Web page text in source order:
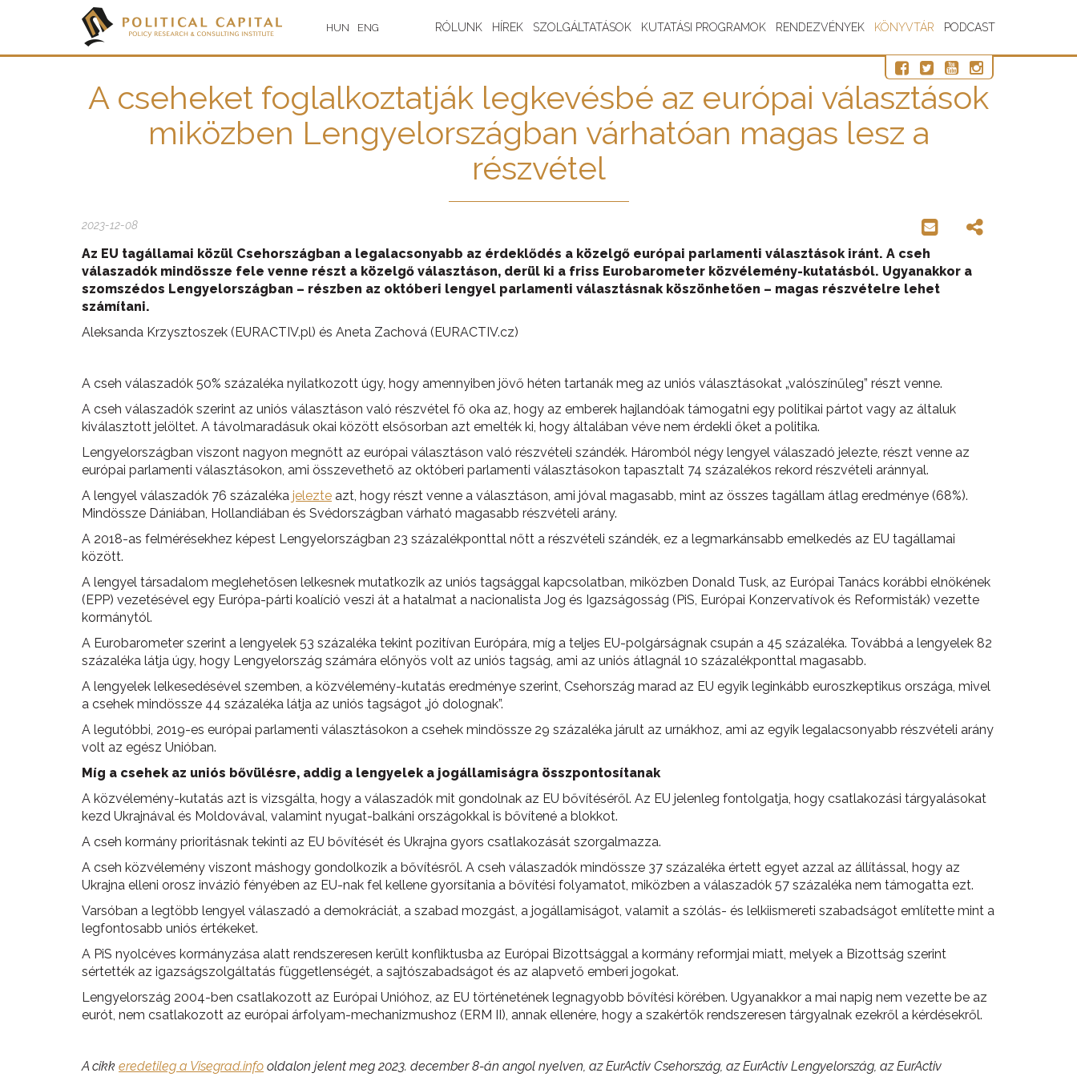
HUN ENG RÓLUNK HÍREK SZOLGÁLTATÁSOK KUTATÁSI PROGRAMOK RENDEZVÉNYEK KÖNYVTÁR PODCAST
A cseheket foglalkoztatják legkevésbé az európai választások
miközben Lengyelországban várhatóan magas lesz a
részvétel
2023-12-08
Az EU tagállamai közül Csehországban a legalacsonyabb az érdeklődés a közelgő európai parlamenti választások iránt. A cseh
válaszadók mindössze fele venne részt a közelgő választáson, derül ki a friss Eurobarometer közvélemény-kutatásból. Ugyanakkor a
szomszédos Lengyelországban – részben az októberi lengyel parlamenti választásnak köszönhetően – magas részvételre lehet
számítani.
Aleksanda Krzysztoszek (EURACTIV.pl) és Aneta Zachová (EURACTIV.cz)
A cseh válaszadók 50% százaléka nyilatkozott úgy, hogy amennyiben jövő héten tartanák meg az uniós választásokat „valószínűleg” részt venne.
A cseh válaszadók szerint az uniós választáson való részvétel fő oka az, hogy az emberek hajlandóak támogatni egy politikai pártot vagy az általuk
kiválasztott jelöltet. A távolmaradásuk okai között elsősorban azt emelték ki, hogy általában véve nem érdekli őket a politika.
Lengyelországban viszont nagyon megnőtt az európai választáson való részvételi szándék. Háromból négy lengyel válaszadó jelezte, részt venne az
európai parlamenti választásokon, ami összevethető az októberi parlamenti választásokon tapasztalt 74 százalékos rekord részvételi aránnyal.
A lengyel válaszadók 76 százaléka jelezte azt, hogy részt venne a választáson, ami jóval magasabb, mint az összes tagállam átlag eredménye (68%).
Mindössze Dániában, Hollandiában és Svédországban várható magasabb részvételi arány.
A 2018-as felmérésekhez képest Lengyelországban 23 százalékponttal nőtt a részvételi szándék, ez a legmarkánsabb emelkedés az EU tagállamai
között.
A lengyel társadalom meglehetősen lelkesnek mutatkozik az uniós tagsággal kapcsolatban, miközben Donald Tusk, az Európai Tanács korábbi elnökének
(EPP) vezetésével egy Európa-párti koalíció veszi át a hatalmat a nacionalista Jog és Igazságosság (PiS, Európai Konzervatívok és Reformisták) vezette
kormánytól.
A Eurobarometer szerint a lengyelek 53 százaléka tekint pozitívan Európára, míg a teljes EU-polgárságnak csupán a 45 százaléka. Továbbá a lengyelek 82
százaléka látja úgy, hogy Lengyelország számára előnyös volt az uniós tagság, ami az uniós átlagnál 10 százalékponttal magasabb.
A lengyelek lelkesedésével szemben, a közvélemény-kutatás eredménye szerint, Csehország marad az EU egyik leginkább euroszkeptikus országa, mivel
a csehek mindössze 44 százaléka látja az uniós tagságot „jó dolognak”.
A legutóbbi, 2019-es európai parlamenti választásokon a csehek mindössze 29 százaléka járult az urnákhoz, ami az egyik legalacsonyabb részvételi arány
volt az egész Unióban.
Míg a csehek az uniós bővülésre, addig a lengyelek a jogállamiságra összpontosítanak
A közvélemény-kutatás azt is vizsgálta, hogy a válaszadók mit gondolnak az EU bővítéséről. Az EU jelenleg fontolgatja, hogy csatlakozási tárgyalásokat
kezd Ukrajnával és Moldovával, valamint nyugat-balkáni országokkal is bővítené a blokkot.
A cseh kormány prioritásnak tekinti az EU bővítését és Ukrajna gyors csatlakozását szorgalmazza.
A cseh közvélemény viszont máshogy gondolkozik a bővítésről. A cseh válaszadók mindössze 37 százaléka értett egyet azzal az állítással, hogy az
Ukrajna elleni orosz invázió fényében az EU-nak fel kellene gyorsítania a bővítési folyamatot, miközben a válaszadók 57 százaléka nem támogatta ezt.
Varsóban a legtöbb lengyel válaszadó a demokráciát, a szabad mozgást, a jogállamiságot, valamit a szólás- és lelkiismereti szabadságot említette mint a
legfontosabb uniós értékeket.
A PiS nyolcéves kormányzása alatt rendszeresen került konfliktusba az Európai Bizottsággal a kormány reformjai miatt, melyek a Bizottság szerint
sértették az igazságszolgáltatás függetlenségét, a sajtószabadságot és az alapvető emberi jogokat.
Lengyelország 2004-ben csatlakozott az Európai Unióhoz, az EU történetének legnagyobb bővítési körében. Ugyanakkor a mai napig nem vezette be az
eurót, nem csatlakozott az európai árfolyam-mechanizmushoz (ERM II), annak ellenére, hogy a szakértők rendszeresen tárgyalnak ezekről a kérdésekről.
A cikk eredetileg a Visegrad.info oldalon jelent meg 2023. december 8-án angol nyelven, az EurActiv Csehország, az EurActiv Lengyelország, az EurActiv